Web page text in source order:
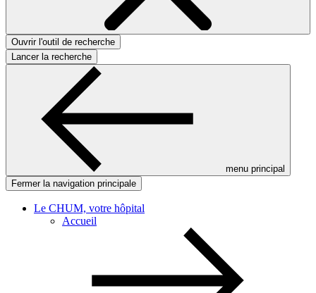
Ouvrir l'outil de recherche
Lancer la recherche
menu principal
Fermer la navigation principale
Le CHUM, votre hôpital
Accueil